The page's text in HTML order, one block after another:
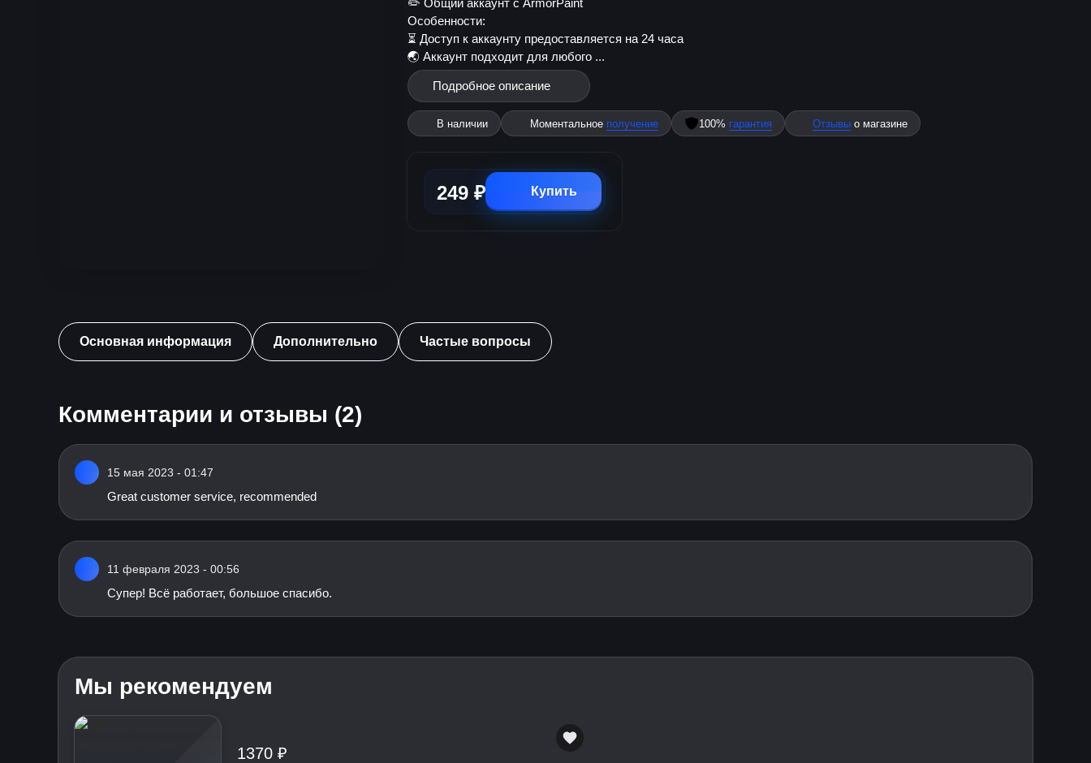
✏️ Общий аккаунт с ArmorPaint
Особенности:
⏳ Доступ к аккаунту предоставляется на 24 часа
🌏 Аккаунт подходит для любого ...
Подробное описание
В наличии Моментальное получение 100% гарантия Отзывы о магазине
249 ₽ Купить
Основная информация Дополнительно Частые вопросы
Комментарии и отзывы (2)
15 мая 2023 - 01:47
Great customer service, recommended
11 февраля 2023 - 00:56
Супер! Всё работает, большое спасибо.
Мы рекомендуем
1370 ₽